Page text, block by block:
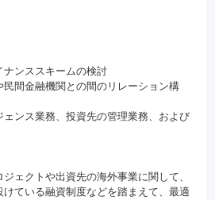
ナンススキームの検討
民間金融機関との間のリレーション構
ェンス業務、投資先の管理業務、および
ェクトや出資先の海外事業に関して、
ている融資制度などを踏まえて、最適